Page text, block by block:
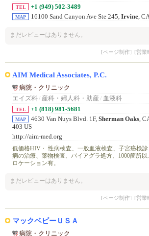
TEL +1 (949) 502-3489
MAP 16100 Sand Canyon Ave Ste 245, Irvine ,
まだレビューはありません。
[ページ制作] [営業
AIM Medical Associates, P.C.
病院・クリニック
エイズ科/ 産科・婦人科・助産 / 血液科
TEL +1 (818) 981-5681
MAP 4630 Van Nuys Blvd. 1F, Sherman Oaks ,
403 US
http://aim-med.org
低価格HIV・ 性病検査、一般血液検査、子宮癌検診
病の治療、薬物検査、バイアグラ処方、1000箇所以
ロケーション有。
まだレビューはありません。
[ページ制作] [営業
マックベビーＵＳＡ
病院・クリニック